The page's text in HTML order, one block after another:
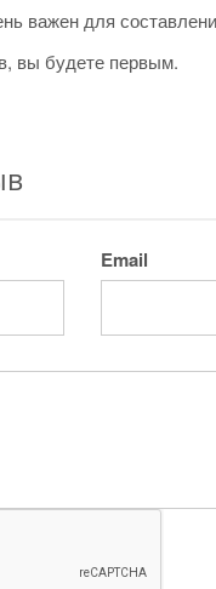
важен для
вы будете первым.
Email